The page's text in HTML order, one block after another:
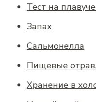
Тест на
Запах
Сальмонелла
Пищевые
Хранение в